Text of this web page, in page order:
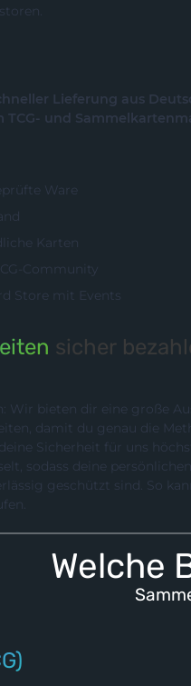
Lieferung aus
TCG- und
Ware
Karten
Community
Store mit Events
sicher
Wir bieten dir eine große
können,
Sicherheit für uns höchste
sodass deine
Welche